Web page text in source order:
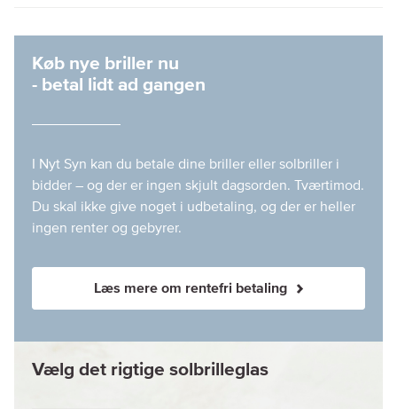
Køb nye briller nu
- betal lidt ad gangen
I Nyt Syn kan du betale dine briller eller solbriller i
bidder – og der er ingen skjult dagsorden. Tværtimod.
Du skal ikke give noget i udbetaling, og der er heller
ingen renter og gebyrer.
Læs mere om rentefri betaling
Vælg det rigtige solbrilleglas